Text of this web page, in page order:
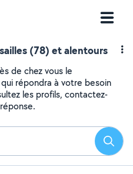
(78) et alentours
de chez vous le
répondra à votre besoin
les profils, contactez-